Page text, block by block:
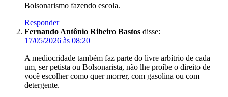
Bolsonarismo fazendo escola.
Responder
Fernando Antônio Ribeiro Bastos disse:
17/05/2026 às 08:20
A mediocridade também faz parte do livre arbítrio de cada
um, ser petista ou Bolsonarista, não lhe proíbe o direito de
você escolher como quer morrer, com gasolina ou com
detergente.